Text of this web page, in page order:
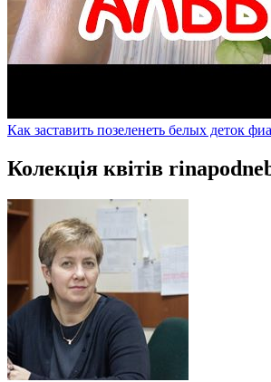
Как заставить позеленеть белых деток
Колекція квітів